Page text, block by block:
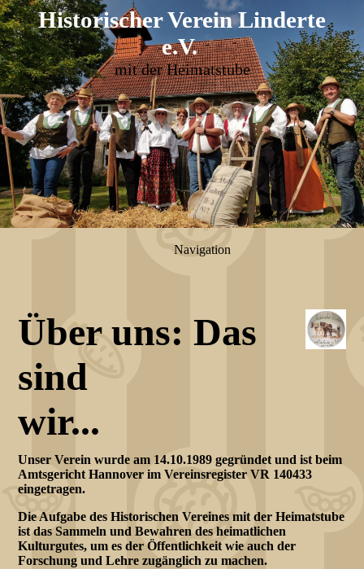
Historischer Verein Linderte
e.V.
mit der Heimatstube
Navigation
Über uns: Das
sind
Unser Verein wurde am 14.10.1989 gegründet und ist beim
Amtsgericht Hannover im Vereinsregister VR 140433
eingetragen.
Die Aufgabe des Historischen Vereines mit der Heimatstube
ist das Sammeln und Bewahren des heimatlichen
Kulturgutes, um es der Öffentlichkeit wie auch der
Forschung und Lehre zugänglich zu machen.